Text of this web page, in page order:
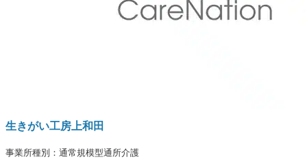
生きがい工房上和田
事業所種別：通常規模型通所介護